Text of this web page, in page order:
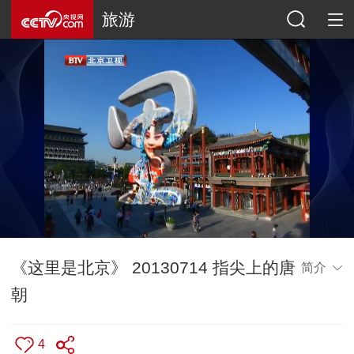
旅游
《这里是北京》 20130714 指尖上的唐
朝
简介
4